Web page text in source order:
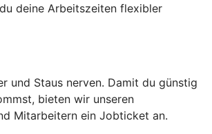
deine Arbeitszeiten flexibler
und Staus nerven. Damit du günstig
bieten wir unseren
Mitarbeitern ein Jobticket an.